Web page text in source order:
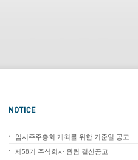
임시주주총회 개최를 위한 기준일 공고
제58기 주식회사 원림 결산공고